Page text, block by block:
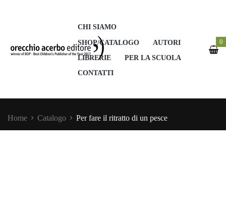
CHI SIAMO
SHOP/CATALOGO
AUTORI
LIBRERIE
PER LA SCUOLA
CONTATTI
0
Home Catalogo Per fare il ritratto di un pesce